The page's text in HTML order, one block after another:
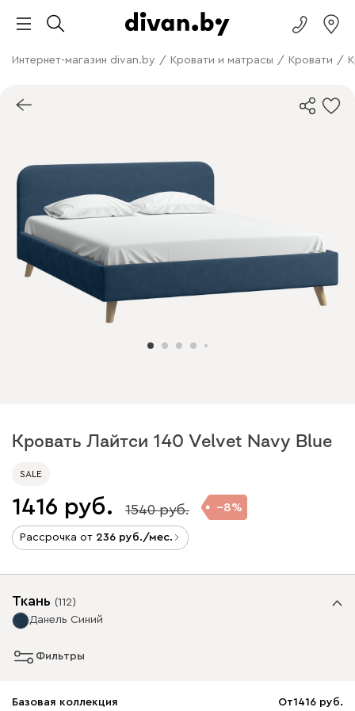
Интернет-магазин divan.by / Кровати и матрасы / Кровати /
Кровать Лайтси 140 Velvet Navy Blue
SALE
1416 1540 8
Рассрочка от 236 /мес.
Ткань (112)
Данель Синий
Фильтры
Базовая коллекция От1416